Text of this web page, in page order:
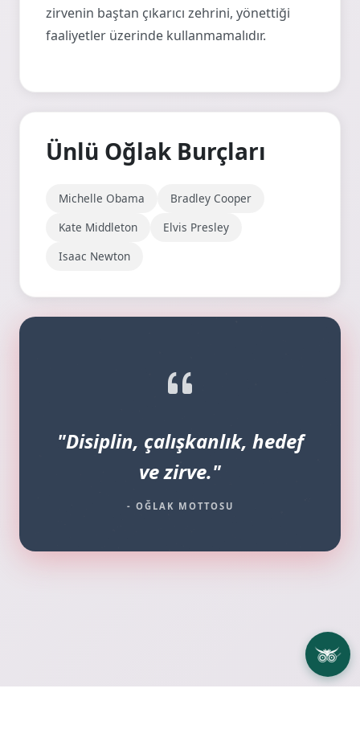
zirvenin baştan çıkarıcı zehrini, yönettiği
faaliyetler üzerinde kullanmamalıdır.
Ünlü Oğlak Burçları
Michelle Obama
Bradley Cooper
Kate Middleton
Elvis Presley
Isaac Newton
"Disiplin, çalışkanlık, hedef
ve zirve."
- OĞLAK MOTTOSU